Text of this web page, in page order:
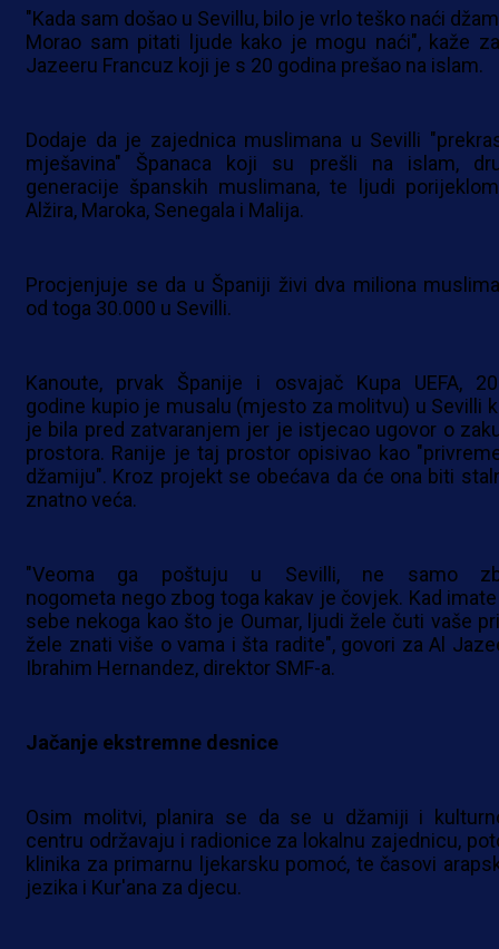
"Kada sam došao u Sevillu, bilo je vrlo teško naći
Morao sam pitati ljude kako je mogu naći", kaže
Jazeeru Francuz koji je s 20 godina prešao na islam.
Dodaje da je zajednica muslimana u Sevilli
mješavina" Španaca koji su prešli na islam,
generacije španskih muslimana, te ljudi
Alžira, Maroka, Senegala i Malija.
Procjenjuje se da u Španiji živi dva miliona
od toga 30.000 u Sevilli.
Kanoute, prvak Španije i osvajač Kupa UEFA,
godine kupio je musalu (mjesto za molitvu) u Sevilli
je bila pred zatvaranjem jer je istjecao ugovor o
prostora. Ranije je taj prostor opisivao kao
džamiju". Kroz projekt se obećava da će ona biti
znatno veća.
"Veoma ga poštuju u Sevilli, ne samo
nogometa nego zbog toga kakav je čovjek. Kad
sebe nekoga kao što je Oumar, ljudi žele čuti vaše
žele znati više o vama i šta radite", govori za Al
Ibrahim Hernandez, direktor SMF-a.
Jačanje ekstremne desnice
Osim molitvi, planira se da se u džamiji i
centru održavaju i radionice za lokalnu zajednicu,
klinika za primarnu ljekarsku pomoć, te časovi
jezika i Kur'ana za djecu.